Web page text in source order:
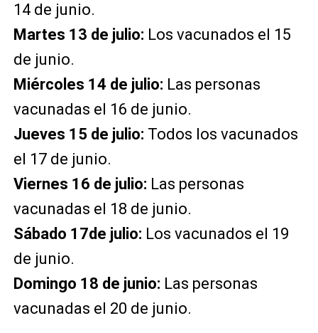
14 de junio.
Martes 13 de julio: Los vacunados el 15
de junio.
Miércoles 14 de julio: Las personas
vacunadas el 16 de junio.
Jueves 15 de julio: Todos los vacunados
el 17 de junio.
Viernes 16 de julio: Las personas
vacunadas el 18 de junio.
Sábado 17de julio: Los vacunados el 19
de junio.
Domingo 18 de junio: Las personas
vacunadas el 20 de junio.